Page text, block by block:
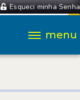
Esqueci minha Senha